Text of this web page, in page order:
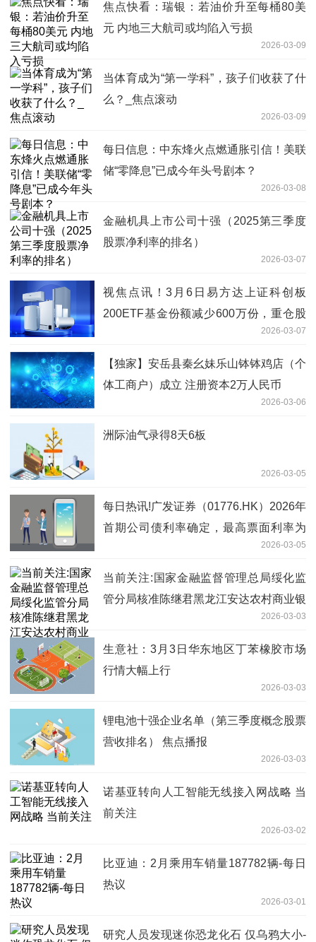
焦点快看：瑞银：若油价升至每桶80美
元 内地三大航司或均陷入亏损
2026-03-09
当体育成为“第一学科”，孩子们收获了什
么？_焦点滚动
2026-03-09
每日信息：中东烽火点燃通胀引信！美联
储“零降息”已成今年头号剧本？
2026-03-08
金融机具上市公司十强（2025第三季度
股票净利率的排名）
2026-03-07
视焦点讯！3月6日易方达上证科创板
200ETF基金份额减少600万份，重仓股
2026-03-07
【独家】安岳县秦幺妹乐山钵钵鸡店（个
体工商户）成立 注册资本2万人民币
2026-03-06
洲际油气录得8天6板
2026-03-05
每日热讯!广发证券（01776.HK）2026年
首期公司债利率确定，最高票面利率为
2026-03-05
当前关注:国家金融监督管理总局绥化监
管分局核准陈继君黑龙江安达农村商业银
2026-03-03
生意社：3月3日华东地区丁苯橡胶市场
行情大幅上行
2026-03-03
锂电池十强企业名单（第三季度概念股票
营收排名） 焦点播报
2026-03-03
诺基亚转向人工智能无线接入网战略 当
前关注
2026-03-02
比亚迪：2月乘用车销量187782辆-每日
热议
2026-03-01
研究人员发现迷你恐龙化石 仅乌鸦大小-